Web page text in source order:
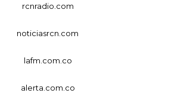
rcnradio.com
noticiasrcn.com
lafm.com.co
alerta.com.co